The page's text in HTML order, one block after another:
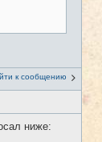
к сообщению
ниже: